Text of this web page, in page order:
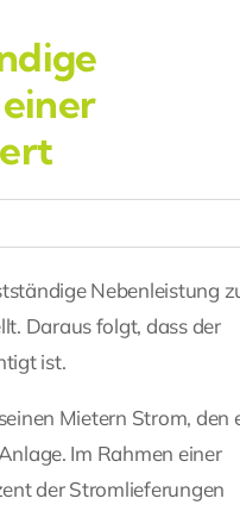
Nebenleistung
Daraus folgt, dass der
ist.
Mietern Strom, den
Im Rahmen einer
der Stromlieferungen